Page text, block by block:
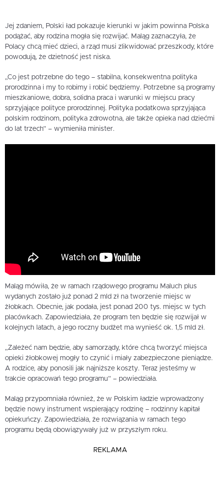
Jej zdaniem, Polski ład pokazuje kierunki w jakim powinna Polska
podążać, aby rodzina mogła się rozwijać. Maląg zaznaczyła, że
Polacy chcą mieć dzieci, a rząd musi zlikwidować przeszkody, które
powodują, że dzietność jest niska.
„Co jest potrzebne do tego – stabilna, konsekwentna polityka
prorodzinna i my to robimy i robić będziemy. Potrzebne są programy
mieszkaniowe, dobra, solidna praca i warunki w miejscu pracy
sprzyjające polityce prorodzinnej. Polityka podatkowa sprzyjająca
polskim rodzinom, polityka zdrowotna, ale także opieka nad dziećmi
do lat trzech” – wymieniła minister.
Maląg mówiła, że w ramach rządowego programu Maluch plus
wydanych zostało już ponad 2 mld zł na tworzenie miejsc w
żłobkach. Obecnie, jak podała, jest ponad 200 tys. miejsc w tych
placówkach. Zapowiedziała, że program ten będzie się rozwijał w
kolejnych latach, a jego roczny budżet ma wynieść ok. 1,5 mld zł.
„Zależeć nam będzie, aby samorządy, które chcą tworzyć miejsca
opieki żłobkowej mogły to czynić i miały zabezpieczone pieniądze.
A rodzice, aby ponosili jak najniższe koszty. Teraz jesteśmy w
trakcie opracowań tego programu” – powiedziała.
Maląg przypomniała również, że w Polskim ładzie wprowadzony
będzie nowy instrument wspierający rodzinę – rodzinny kapitał
opiekuńczy. Zapowiedziała, że rozwiązania w ramach tego
programu będą obowiązywały już w przyszłym roku.
REKLAMA